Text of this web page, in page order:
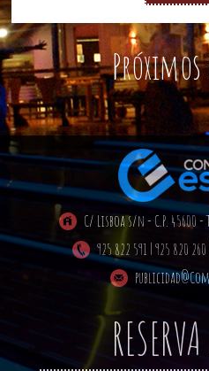
C/ Lisboa s/n - C.P. 45600
925 822 591 | 925 820